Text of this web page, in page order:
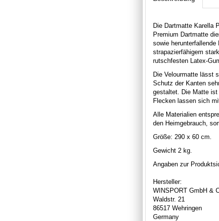
Die Dartmatte Karella
Premium Dartmatte
sowie
strapazierfähigem
rutschfesten Latex-
Die Velourmatte lässt
Schutz der Kanten
gestaltet. Die Matte ist
Flecken lassen sich
Alle Materialien
den Heimgebrauch,
Größe: 290 x 60 cm.
Gewicht 2 kg.
Angaben zur
Hersteller:
WINSPORT GmbH &
Waldstr. 21
86517 Wehringen
Germany